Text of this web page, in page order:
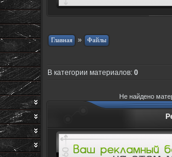
»
В категории материалов: 0
Не найдено